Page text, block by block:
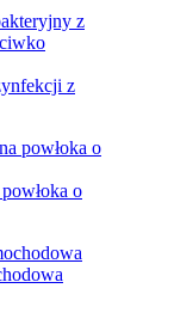
z
o